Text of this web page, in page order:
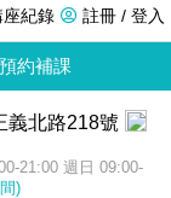
註冊 / 登入
座紀錄
預約補課
義北路218號
21:00 週日 09:00-
)